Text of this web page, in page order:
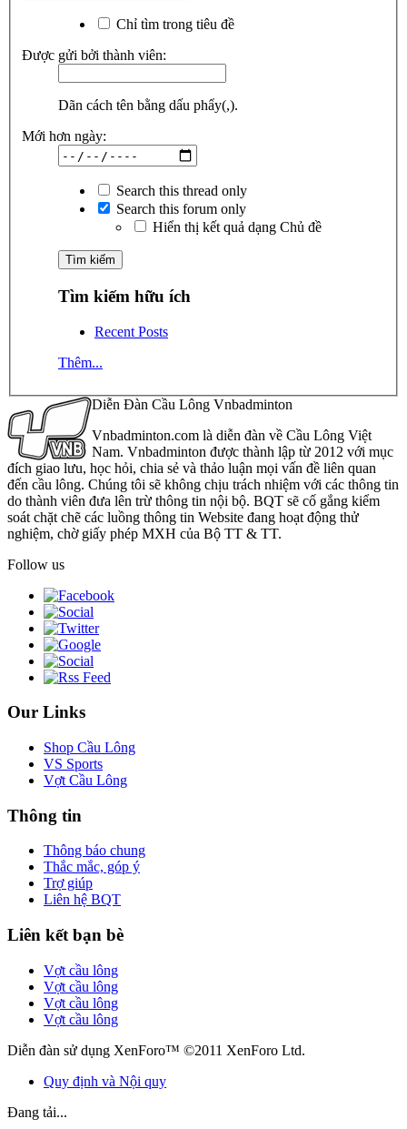
Chỉ tìm trong tiêu đề
Được gửi bởi thành viên:
Dãn cách tên bằng dấu phẩy(,).
Mới hơn ngày:
Search this thread only
Search this forum only
Hiển thị kết quả dạng Chủ đề
Tìm kiếm hữu ích
Recent Posts
Thêm...
Diễn Đàn Cầu Lông Vnbadminton
Vnbadminton.com là diễn đàn về Cầu Lông Việt
Nam. Vnbadminton được thành lập từ 2012 với mục
đích giao lưu, học hỏi, chia sẻ và thảo luận mọi vấn đề liên quan
đến cầu lông. Chúng tôi sẽ không chịu trách nhiệm với các thông tin
do thành viên đưa lên trừ thông tin nội bộ. BQT sẽ cố gắng kiểm
soát chặt chẽ các luồng thông tin Website đang hoạt động thử
nghiệm, chờ giấy phép MXH của Bộ TT & TT.
Follow us
Our Links
Shop Cầu Lông
VS Sports
Vợt Cầu Lông
Thông tin
Thông báo chung
Thắc mắc, góp ý
Trợ giúp
Liên hệ BQT
Liên kết bạn bè
Vợt cầu lông
Vợt cầu lông
Vợt cầu lông
Vợt cầu lông
Diễn đàn sử dụng XenForo™ ©2011 XenForo Ltd.
Quy định và Nội quy
Đang tải...